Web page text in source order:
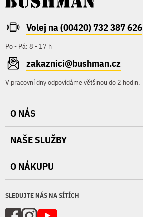
Volej na (00420) 732 387 626
Po - Pá: 8 - 17 h
zakaznici@bushman.cz
V pracovní dny odpovídáme většinou do 2 hodin.
SLEDUJTE NÁS NA SÍTÍCH
O NÁS
NAŠE SLUŽBY
O NÁKUPU